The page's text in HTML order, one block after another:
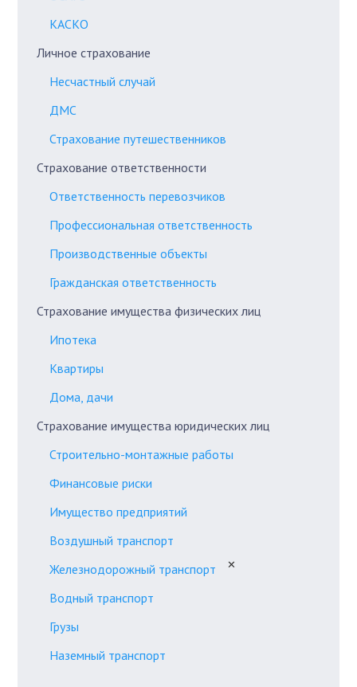
КАСКО
Личное страхование
Несчастный случай
ДМС
Страхование путешественников
Страхование ответственности
Ответственность перевозчиков
Профессиональная ответственность
Производственные объекты
Гражданская ответственность
Страхование имущества физических лиц
Ипотека
Квартиры
Дома, дачи
Страхование имущества юридических лиц
Строительно-монтажные работы
Финансовые риски
Имущество предприятий
Воздушный транспорт
Железнодорожный транспорт
✕
Водный транспорт
Грузы
Наземный транспорт